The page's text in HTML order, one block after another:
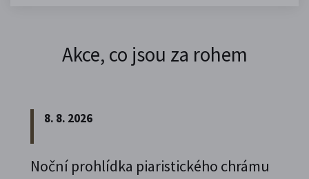
Akce, co jsou za rohem
8. 8. 2026
Noční prohlídka piaristického chrámu